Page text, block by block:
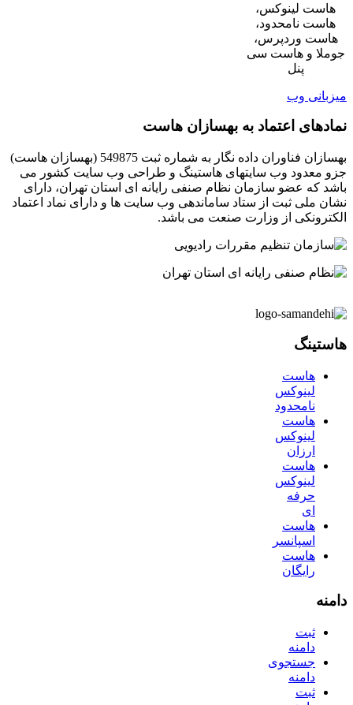
هاست لینوکس،
هاست نامحدود،
هاست وردپرس،
جوملا و هاست سی
پنل
میزبانی وب
نمادهای اعتماد به بهسازان هاست
بهسازان فناوران داده نگار به شماره ثبت 549875 (بهسازان هاست)
جزو معدود وب سایتهای هاستینگ و طراحی وب سایت کشور می
باشد که عضو سازمان نظام صنفی رایانه ای استان تهران، دارای
نشان ملی ثبت از ستاد ساماندهی وب سایت ها و دارای نماد اعتماد
الکترونکی از وزارت صنعت می باشد.
هاستینگ
هاست
لینوکس
نامحدود
هاست
لینوکس
ارزان
هاست
لینوکس
حرفه
ای
هاست
اسپانسر
هاست
رایگان
دامنه
ثبت
دامنه
جستجوی
دامنه
ثبت